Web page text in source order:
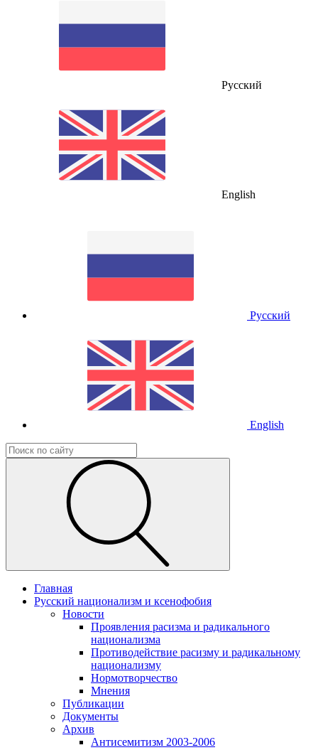
Русский
English
Русский
English
Главная
Русский национализм и ксенофобия
Новости
Проявления расизма и радикального
национализма
Противодействие расизму и радикальному
национализму
Нормотворчество
Мнения
Публикации
Документы
Архив
Антисемитизм 2003-2006